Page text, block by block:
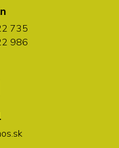
735
986